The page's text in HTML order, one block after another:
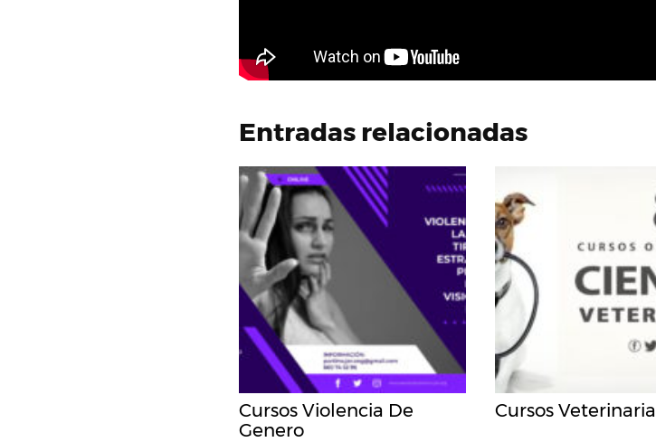
Entradas relacionadas
Cursos Violencia De
Genero
Cursos Veterinaria